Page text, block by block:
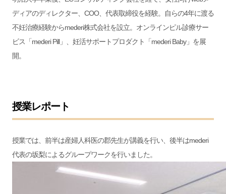
ディアのディレクター、COO、代表取締役を経験。自らの4年に渡る
不妊治療経験からmederi株式会社を設立。オンラインピル診療サー
ビス「mederi Pill」、妊活サポートプロダクト「mederi Baby」を展
開。
授業レポート
授業では、前半は産婦人科医の郡先生が講義を行い、後半はmederi
代表の坂梨によるグループワークを行いました。